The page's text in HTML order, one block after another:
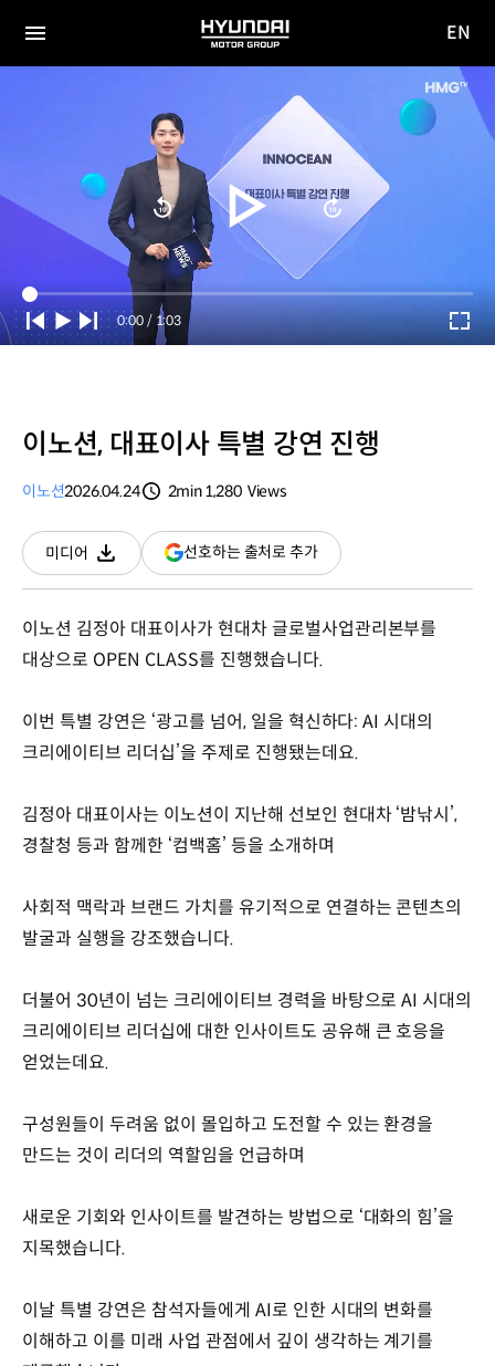
전체
HYUNDAI
MOTOR
사이
이동
EN
Current
Time
0:00 / Duration
1:03
이노션, 대표이사 특별 강연 진행
이노션2026.04.24
2min1,280 Views
미디어
다운로드
선호하는 출처로 추가(새
창
이노션 김정아 대표이사가 현대차 글로벌사업관리본부를
대상으로 OPEN CLASS를 진행했습니다.
이번 특별 강연은 ‘광고를 넘어, 일을 혁신하다: AI 시대의
크리에이티브 리더십’을 주제로 진행됐는데요.
김정아 대표이사는 이노션이 지난해 선보인 현대차 ‘밤낚시’,
경찰청 등과 함께한 ‘컴백홈’ 등을 소개하며
사회적 맥락과 브랜드 가치를 유기적으로 연결하는 콘텐츠의
발굴과 실행을 강조했습니다.
더불어 30년이 넘는 크리에이티브 경력을 바탕으로 AI 시대의
크리에이티브 리더십에 대한 인사이트도 공유해 큰 호응을
얻었는데요.
구성원들이 두려움 없이 몰입하고 도전할 수 있는 환경을
만드는 것이 리더의 역할임을 언급하며
새로운 기회와 인사이트를 발견하는 방법으로 ‘대화의 힘’을
지목했습니다.
이날 특별 강연은 참석자들에게 AI로 인한 시대의 변화를
이해하고 이를 미래 사업 관점에서 깊이 생각하는 계기를